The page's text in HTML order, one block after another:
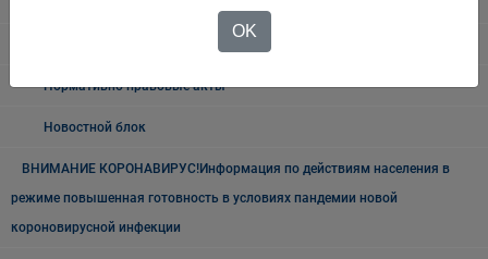
Нормативно правовые акты
Новостной блок
ВНИМАНИЕ КОРОНАВИРУС!Информация по действиям населения в
режиме повышенная готовность в условиях пандемии новой
короновирусной инфекции
OK